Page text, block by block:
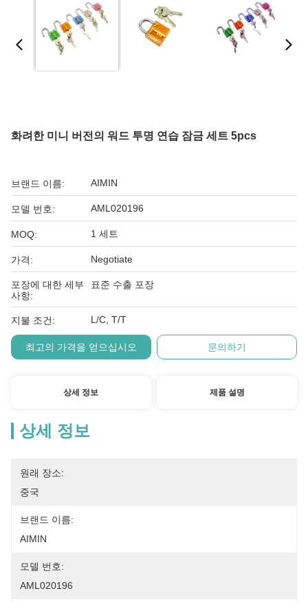
화려한 미니 버전의 워드 투명 연습 잠금 세트 5pcs
브랜드 이름: AIMIN
모델 번호: AML020196
MOQ: 1 세트
가격: Negotiate
포장에 대한 세부
사항:
표준 수출 포장
지불 조건: L/C, T/T
최고의 가격을 얻으십시오 문의하기
상세 정보 제품 설명
상세 정보
원래 장소:
중국
브랜드 이름:
AIMIN
모델 번호:
AML020196